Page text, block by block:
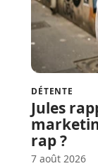
DÉTENTE
Jules
rap ?
7 août 2026